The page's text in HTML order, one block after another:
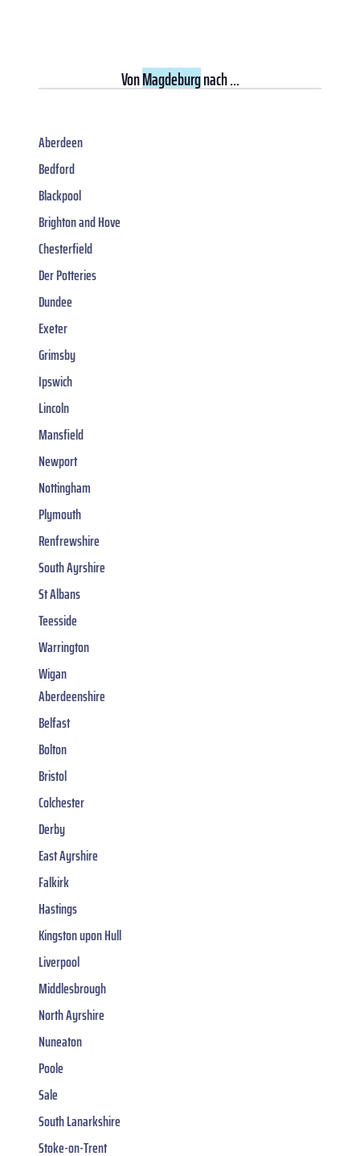
VonMagdeburgnach ...
Aberdeen
Bedford
Blackpool
Brighton and Hove
Chesterfield
Der Potteries
Dundee
Exeter
Grimsby
Ipswich
Lincoln
Mansfield
Newport
Nottingham
Plymouth
Renfrewshire
South Ayrshire
St Albans
Teesside
Warrington
Wigan
Aberdeenshire
Belfast
Bolton
Bristol
Colchester
Derby
East Ayrshire
Falkirk
Hastings
Kingston upon Hull
Liverpool
Middlesbrough
North Ayrshire
Nuneaton
Poole
Sale
South Lanarkshire
Stoke-on-Trent